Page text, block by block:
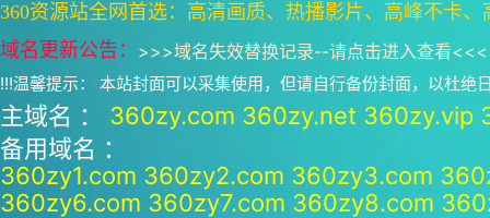
360资源站全网首选：高清画质、热播影片、高峰不卡
域名更新公告： >>>域名失效替换记录--请点击进入查看<<<
!!!温馨提示： 本站封面可以采集使用，但请自行备份封面，以杜绝
主域名 ： 360zy.com 360zy.net 360zy.vip
备用域名 ：
360zy1.com 360zy2.com 360zy3.com
360zy6.com 360zy7.com 360zy8.com